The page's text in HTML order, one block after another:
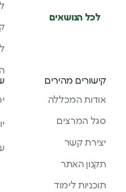
לכל הנושאים
קישורים מהירים
אודות המכללה
סגל המרצים
יצירת קשר
תקנון האתר
תוכניות לימוד